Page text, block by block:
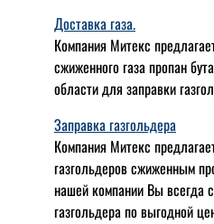
Доставка газа.
Компания Митекс
сжиженного газа пропан
области для заправки
Заправка газгольдера
Компания Митекс
газгольдеров сжиженным
нашей компании Вы всегда
газгольдера по выгодной